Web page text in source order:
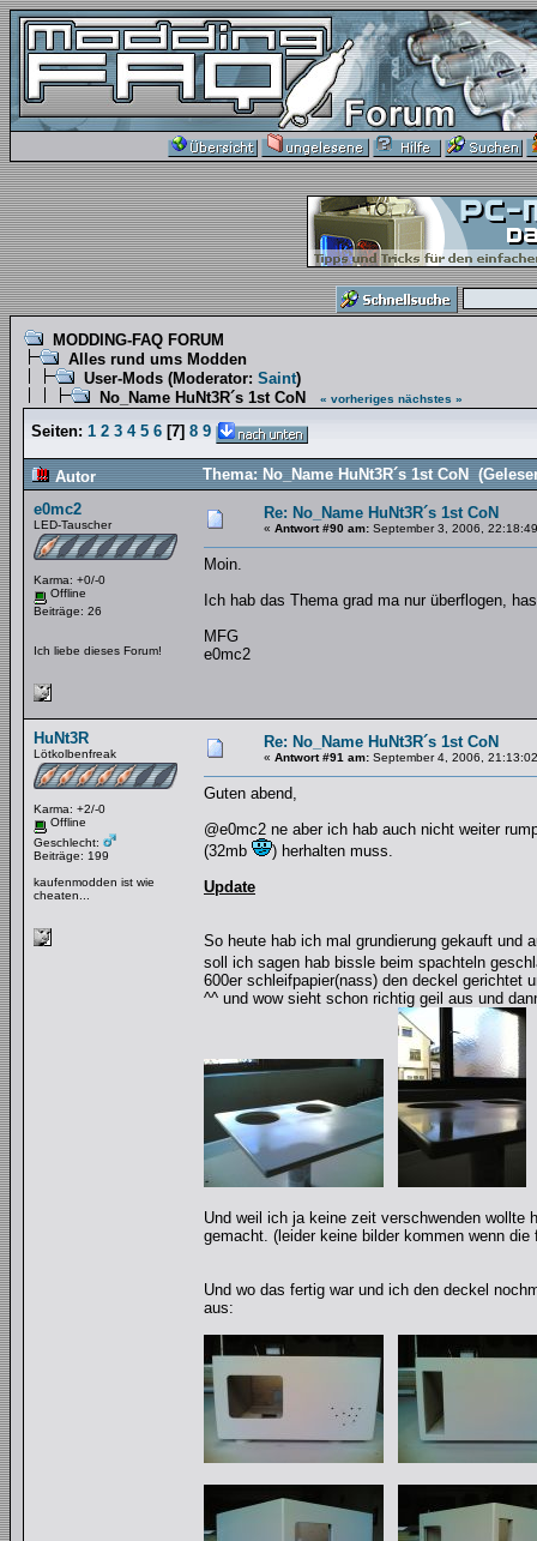
MODDING-FAQ FORUM
Alles rund ums Modden
User-Mods (Moderator: Saint)
No_Name HuNt3R´s 1st CoN
« vorheriges nächstes »
Seiten: 1 2 3 4 5 6 [7] 8 9
Autor
Thema: No_Name HuNt3R´s 1st CoN
e0mc2
LED-Tauscher
Karma: +0/-0
Offline
Beiträge: 26
Ich liebe dieses Forum!
Re: No_Name HuNt3R´s 1st CoN
« Antwort #90 am: September 3, 2006,
Moin.
Ich hab das Thema grad ma nur überflogen,
MFG
e0mc2
HuNt3R
Lötkolbenfreak
Karma: +2/-0
Offline
Geschlecht:
Beiträge: 199
kaufenmodden ist wie
cheaten...
Re: No_Name HuNt3R´s 1st CoN
« Antwort #91 am: September 4, 2006,
Guten abend,
@e0mc2 ne aber ich hab auch nicht weiter
(32mb
) herhalten muss.
Update
So heute hab ich mal grundierung gekauft und
soll ich sagen hab bissle beim spachteln
600er schleifpapier(nass) den deckel gerichtet
^^ und wow sieht schon richtig geil aus und
Und weil ich ja keine zeit verschwenden
gemacht. (leider keine bilder kommen wenn die
Und wo das fertig war und ich den deckel
aus: